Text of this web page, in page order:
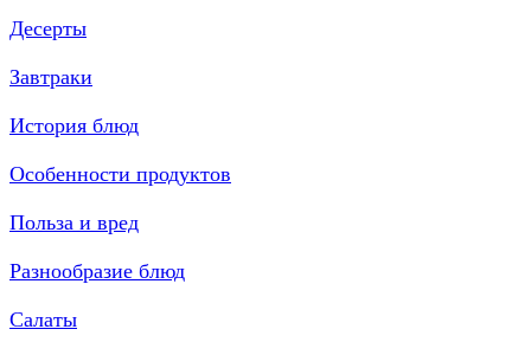
Десерты
Завтраки
История блюд
Особенности продуктов
Польза и вред
Разнообразие блюд
Салаты